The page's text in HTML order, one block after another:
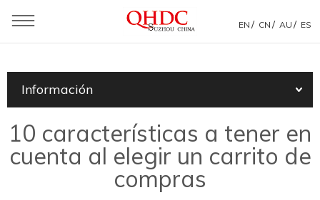
EN / CN / AU / ES
Casa
» Información » Noticias de productos
»
10 características a tener en cuenta al elegir un carrito de
Información
10 características a tener en
cuenta al elegir un carrito de
compras